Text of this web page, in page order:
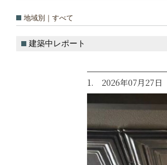
地域別｜すべて
建築中レポート
1. 2026年07月27日